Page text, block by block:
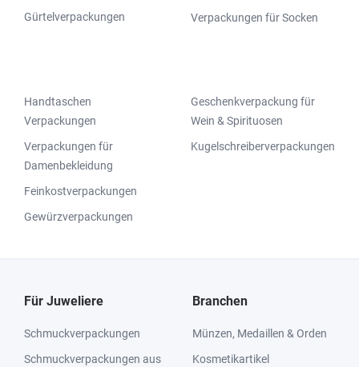
Gürtelverpackungen
Verpackungen für Socken
Handtaschen
Verpackungen
Verpackungen für
Damenbekleidung
Feinkostverpackungen
Gewürzverpackungen
Geschenkverpackung für
Wein & Spirituosen
Kugelschreiberverpackungen
Für Juweliere
Schmuckverpackungen
Schmuckverpackungen aus
Branchen
Münzen, Medaillen & Orden
Kosmetikartikel